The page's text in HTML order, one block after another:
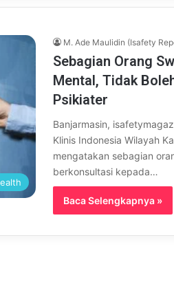
M. Ade Maulidin (Isafety
Sebagian Orang
Mental, Tidak
Psikiater
Banjarmasin,
Klinis Indonesia Wilayah
mengatakan sebagian
berkonsultasi kepada…
Baca Selengkapnya »